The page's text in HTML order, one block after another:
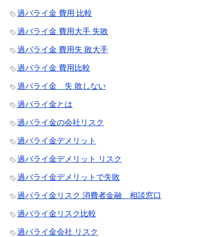
過バライ金 費用 比較
過バライ金 費用大手 失敗
過バライ金 費用失 敗大手
過バライ金 費用比較
過バライ金 失 敗しない
過バライ金とは
過バライ金の会社リスク
過バライ金デメリット
過バライ金デメリット リスク
過バライ金デメリットで失敗
過バライ金リスク 消費者金融 相談窓口
過バライ金リスク比較
過バライ金会社 リスク